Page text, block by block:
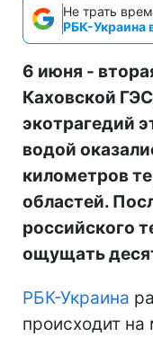
Не трать
РБК-Украина
6 июня -
Каховской
экотрагедий
водой
километров
областей.
российского
ощущать
РБК-Украина
происходит на